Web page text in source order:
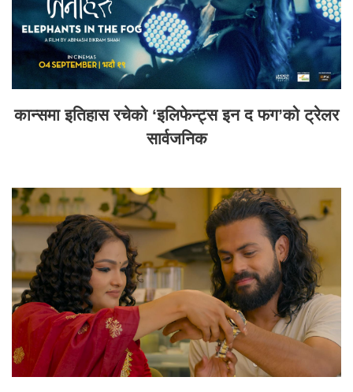
कान्समा इतिहास रचेको ‘इलिफेन्ट्स इन द फग’को ट्रेलर
सार्वजनिक